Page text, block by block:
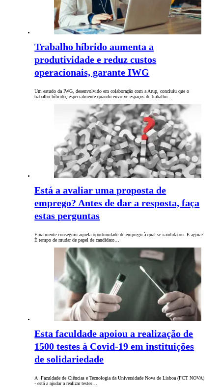
Trabalho híbrido aumenta a
produtividade e reduz custos
operacionais, garante IWG
Um estudo da IWG, desenvolvido em colaboração com a Arup, concluiu que o
trabalho híbrido, especialmente quando envolve espaços de trabalho…
Está a avaliar uma proposta de
emprego? Antes de dar a resposta, faça
estas perguntas
Finalmente conseguiu aquela oportunidade de emprego à qual se candidatou. E agora?
É tempo de mudar de papel de candidato…
Esta faculdade apoiou a realização de
1500 testes à Covid-19 em instituições
de solidariedade
A Faculdade de Ciências e Tecnologia da Universidade Nova de Lisboa (FCT NOVA)
- está a ajudar a realizar testes…